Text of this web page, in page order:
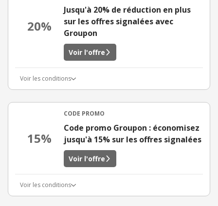
20%
Jusqu'à 20% de réduction en plus
sur les offres signalées avec
Groupon
Voir l'offre
Voir les conditions
15%
CODE PROMO
Code promo Groupon : économisez
jusqu'à 15% sur les offres signalées
Voir l'offre
Voir les conditions